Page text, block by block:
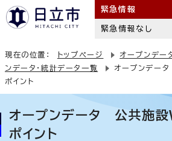
緊急情報
緊急情報なし
現在の位置： トップページ オープンデー
ンデータ・統計データ一覧
オープンデー
ポイント
オープンデータ 公共施
ポイント